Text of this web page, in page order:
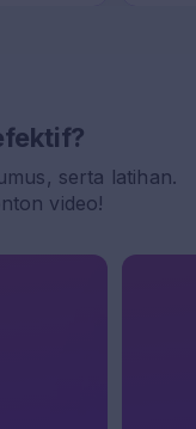
serta latihan.
video!